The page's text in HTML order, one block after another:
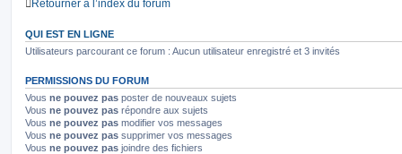
Retourner à l’index du forum
QUI EST EN LIGNE
Utilisateurs parcourant ce forum : Aucun utilisateur enregistré et 3 invités
PERMISSIONS DU FORUM
Vous ne pouvez pas poster de nouveaux sujets
Vous ne pouvez pas répondre aux sujets
Vous ne pouvez pas modifier vos messages
Vous ne pouvez pas supprimer vos messages
Vous ne pouvez pas joindre des fichiers